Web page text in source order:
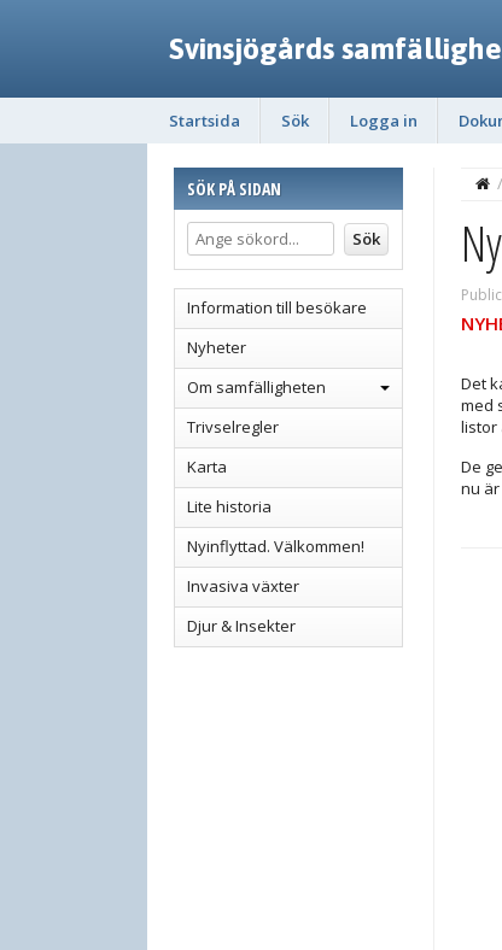
Svinsjögårds
Startsida
Sök Logga in
SÖK PÅ SIDAN
Information till besökare
Nyheter
Om samfälligheten
Trivselregler
Karta
Lite historia
Nyinflyttad. Välkommen!
Invasiva växter
Djur & Insekter
/
Det
med
listor
De
nu